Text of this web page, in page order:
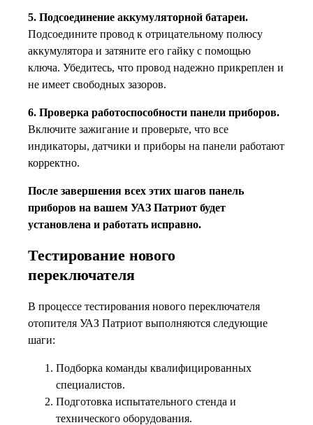
5. Подсоединение аккумуляторной батареи.
Подсоедините провод к отрицательному полюсу
аккумулятора и затяните его гайку с помощью
ключа. Убедитесь, что провод надежно прикреплен и
не имеет свободных зазоров.
6. Проверка работоспособности панели приборов.
Включите зажигание и проверьте, что все
индикаторы, датчики и приборы на панели работают
корректно.
После завершения всех этих шагов панель
приборов на вашем УАЗ Патриот будет
установлена и работать исправно.
Тестирование нового
переключателя
В процессе тестирования нового переключателя
отопителя УАЗ Патриот выполняются следующие
шаги:
Подборка команды квалифицированных
специалистов.
Подготовка испытательного стенда и
технического оборудования.